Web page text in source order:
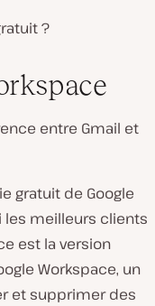
?
entre Gmail et
gratuit de Google
meilleurs clients
est la version
Workspace, un
et supprimer des